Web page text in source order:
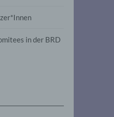
in der BRD